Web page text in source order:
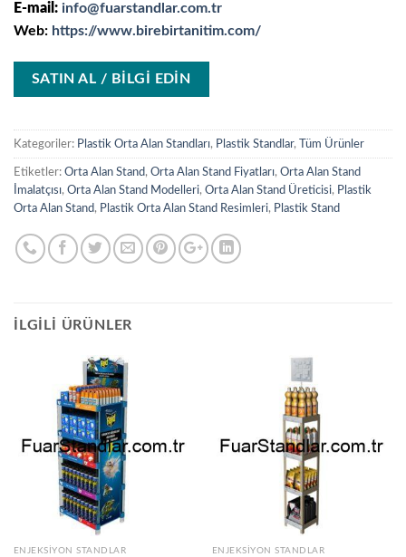
E-mail: info@fuarstandlar.com.tr
Web: https://www.birebirtanitim.com/
SATIN AL / BİLGİ EDİN
Kategoriler: Plastik Orta Alan Standları, Plastik Standlar, Tüm Ürünler
Etiketler: Orta Alan Stand, Orta Alan Stand Fiyatları, Orta Alan Stand
İmalatçısı, Orta Alan Stand Modelleri, Orta Alan Stand Üreticisi, Plastik
Orta Alan Stand, Plastik Orta Alan Stand Resimleri, Plastik Stand
İLGILI ÜRÜNLER
ENJEKSIYON STANDLAR ENJEKSIYON STANDLAR